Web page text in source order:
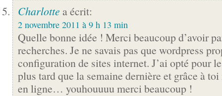
Charlotte a écrit:
2 novembre 2011 à 9 h 13 min
Quelle bonne idée ! Merci beaucoup d’avoir
recherches. Je ne savais pas que wordpress
configuration de sites internet. J’ai opté pour
plus tard que la semaine dernière et grâce à
en ligne… youhouuuu merci beaucoup !